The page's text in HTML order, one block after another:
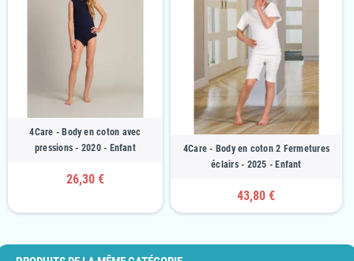
4Care - Body en coton avec
pressions - 2020 - Enfant
26,30 €
4Care - Body en coton 2 Fermetures
éclairs - 2025 - Enfant
43,80 €